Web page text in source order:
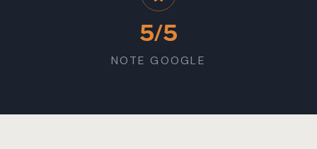
5/5
NOTE GOOGLE